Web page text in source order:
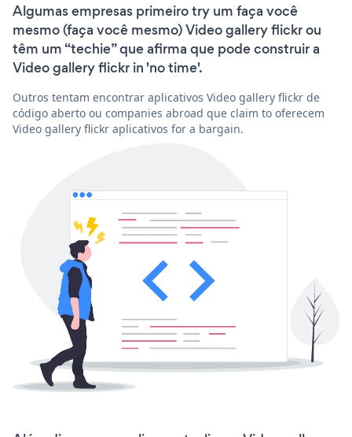
Algumas empresas primeiro try um faça você
mesmo (faça você mesmo) Video gallery flickr ou
têm um “techie” que afirma que pode construir a
Video gallery flickr in 'no time'.
Outros tentam encontrar aplicativos Video gallery flickr de
código aberto ou companies abroad que claim to oferecem
Video gallery flickr aplicativos for a bargain.